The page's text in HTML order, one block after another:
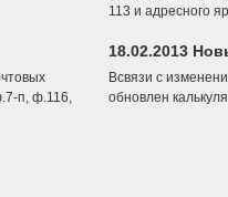
113 и адресного
п, ф.116,
18.02.2013
Всвязи с
обновлен